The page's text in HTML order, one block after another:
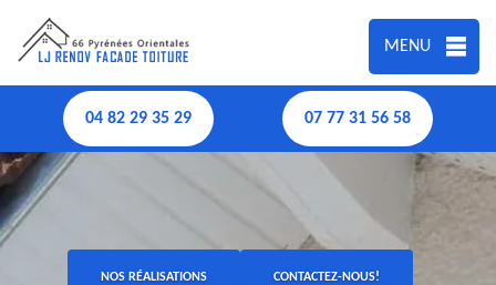
MENU
04 82 29 35 29 07 77 31 56 58
NOS RÉALISATIONS CONTACTEZ-NOUS!